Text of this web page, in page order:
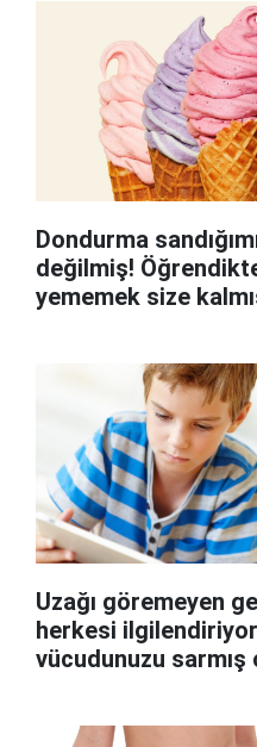
Dondurma
değilmiş!
yememek size
Uzağı göremeyen
herkesi
vücudunuzu sarmış